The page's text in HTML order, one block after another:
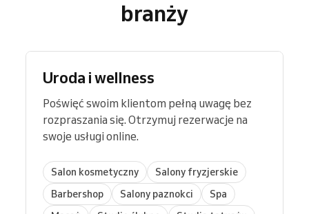
biznesów beauty—połączysz wszystko, co
potrzebne do prowadzenia i rozwoju salonu
obsłudze każdego klienta.
Promować usługi i specjalne oferty na
stronie rezerwacyjnej
i badać ich skuteczność
Dzięki temuklienci są zaangażowani,
chętnie wracają, a Twój salon dynamicznie
się rozwija.
branży
Uroda i wellness
Poświęć swoim klientom pełną uwagę bez
rozpraszania się. Otrzymuj rezerwacje na
swoje usługi online.
Salon kosmetyczny
Salony fryzjerskie
Barbershop
Salony paznokci
Spa